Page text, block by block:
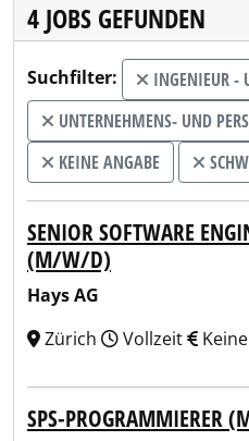
4 JOBS GEFUNDEN
Suchfilter:
INGENIEUR -
UNTERNEHMENS- UND
KEINE ANGABE
SENIOR SOFTWARE
(M/W/D)
Hays AG
Zürich
Vollzeit
SPS-PROGRAMMIERER